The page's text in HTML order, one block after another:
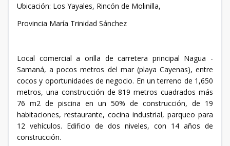
Ubicación: Los Yayales, Rincón de Molinilla,
Provincia María Trinidad Sánchez
Local comercial a orilla de carretera principal Nagua -
Samaná, a pocos metros del mar (playa Cayenas), entre
cocos y oportunidades de negocio. En un terreno de 1,650
metros, una construcción de 819 metros cuadrados más
76 m2 de piscina en un 50% de construcción, de 19
habitaciones, restaurante, cocina industrial, parqueo para
12 vehículos. Edificio de dos niveles, con 14 años de
construcción.